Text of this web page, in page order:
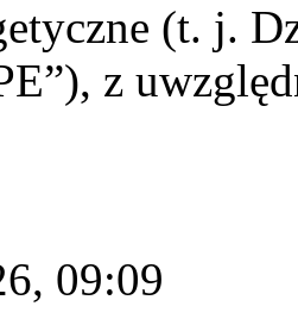
(t. j.
z
09:09